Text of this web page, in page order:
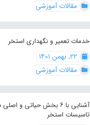
مقالات آموزشی
خدمات تعمیر و نگهداری استخر
مقالات آموزشی
آشنایی با ۶ بخش حیاتی و
تاسیسات استخر